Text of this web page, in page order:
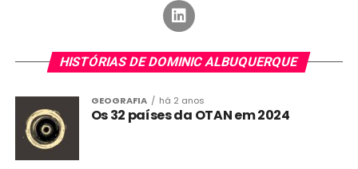
HISTÓRIAS DE DOMINIC ALBUQUERQUE
GEOGRAFIA há 2 anos
Os 32 países da OTAN em 2024